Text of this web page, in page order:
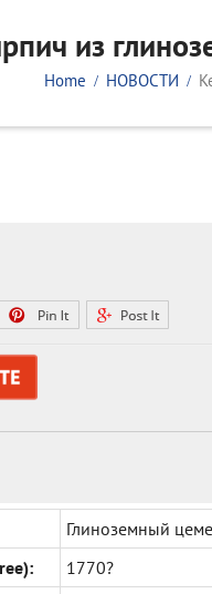
из
Home НОВОСТИ
Глиноземный
1770?